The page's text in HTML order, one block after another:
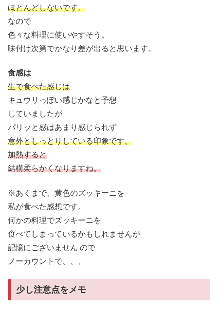
ほとんどしないです。
なので
色々な料理に使いやすそう。
味付け次第でかなり差が出ると思います。
食感は
生で食べた感じは
キュウリっぽい感じかなと予想
していましたが
パリッと感はあまり感じられず
意外としっとりしている印象です。
加熱すると
結構柔らかくなりますね。
※あくまで、黄色のズッキーニを
私が食べた感想です。
何かの料理でズッキーニを
食べてしまっているかもしれませんが
記憶にございません ので
ノーカウントで、、、
少し注意点をメモ